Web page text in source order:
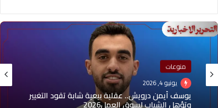
منوعات
يونيو 4, 2026
يوسف أيمن درويش.. عقلية بيعية شابة تقود التغيير
وتؤهل الشباب لسوق العمل2026